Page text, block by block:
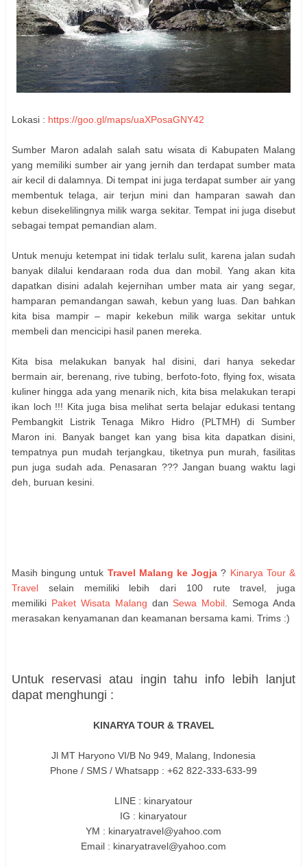
Lokasi : https://goo.gl/maps/uaXPosaGNY42
Sumber Maron adalah salah satu wisata di Kabupaten Malang
yang memiliki sumber air yang jernih dan terdapat sumber mata
air kecil di dalamnya. Di tempat ini juga terdapat sumber air yang
membentuk telaga, air terjun mini dan hamparan sawah dan
kebun disekelilingnya milik warga sekitar. Tempat ini juga disebut
sebagai tempat pemandian alam.
Untuk menuju ketempat ini tidak terlalu sulit, karena jalan sudah
banyak dilalui kendaraan roda dua dan mobil. Yang akan kita
dapatkan disini adalah kejernihan umber mata air yang segar,
hamparan pemandangan sawah, kebun yang luas. Dan bahkan
kita bisa mampir – mapir kekebun milik warga sekitar untuk
membeli dan mencicipi hasil panen mereka.
Kita bisa melakukan banyak hal disini, dari hanya sekedar
bermain air, berenang, rive tubing, berfoto-foto, flying fox, wisata
kuliner hingga ada yang menarik nich, kita bisa melakukan terapi
ikan loch !!! Kita juga bisa melihat serta belajar edukasi tentang
Pembangkit Listrik Tenaga Mikro Hidro (PLTMH) di Sumber
Maron ini. Banyak banget kan yang bisa kita dapatkan disini,
tempatnya pun mudah terjangkau, tiketnya pun murah, fasilitas
pun juga sudah ada. Penasaran ??? Jangan buang waktu lagi
deh, buruan kesini.
Masih bingung untuk Travel Malang ke Jogja ? Kinarya Tour &
Travel selain memiliki lebih dari 100 rute travel, juga
memiliki Paket Wisata Malang dan Sewa Mobil . Semoga Anda
merasakan kenyamanan dan keamanan bersama kami. Trims :)
Untuk reservasi atau ingin tahu info lebih lanjut
dapat menghungi :
KINARYA TOUR & TRAVEL
Jl MT Haryono VI/B No 949, Malang, Indonesia
Phone / SMS / Whatsapp : +62 822-333-633-99
LINE : kinaryatour
IG : kinaryatour
YM : kinaryatravel@yahoo.com
Email : kinaryatravel@yahoo.com